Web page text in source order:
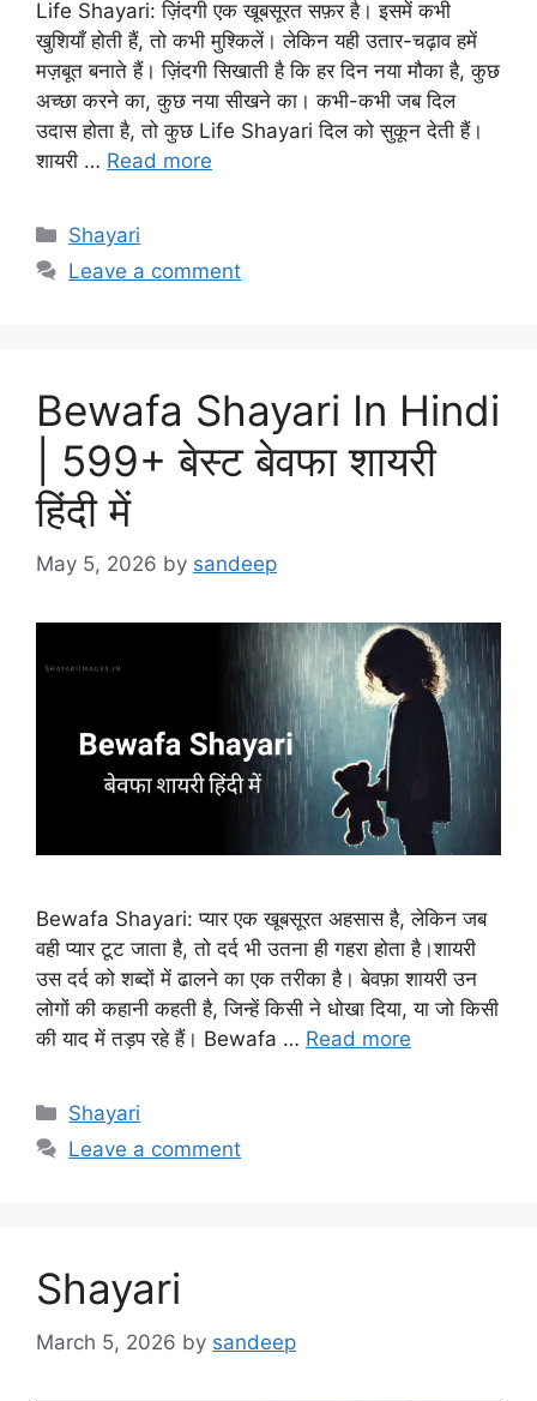
Life Shayari: ज़िंदगी एक खूबसूरत सफ़र है। इसमें कभी
खुशियाँ होती हैं, तो कभी मुश्किलें। लेकिन यही उतार-चढ़ाव हमें
मज़बूत बनाते हैं। ज़िंदगी सिखाती है कि हर दिन नया मौका है, कुछ
अच्छा करने का, कुछ नया सीखने का। कभी-कभी जब दिल
उदास होता है, तो कुछ Life Shayari दिल को सुकून देती हैं।
शायरी … Read more
Categories
Shayari
Leave a comment
Bewafa Shayari In Hindi
| 599+ बेस्ट बेवफा शायरी
हिंदी में
May 5, 2026 by sandeep
Bewafa Shayari: प्यार एक खूबसूरत अहसास है, लेकिन जब
वही प्यार टूट जाता है, तो दर्द भी उतना ही गहरा होता है।शायरी
उस दर्द को शब्दों में ढालने का एक तरीका है। बेवफ़ा शायरी उन
लोगों की कहानी कहती है, जिन्हें किसी ने धोखा दिया, या जो किसी
की याद में तड़प रहे हैं। Bewafa … Read more
Categories
Shayari
Leave a comment
Shayari
March 5, 2026 by sandeep